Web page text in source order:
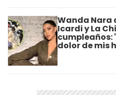
Wanda Nara
Icardi y La
cumpleaños:
dolor de mis